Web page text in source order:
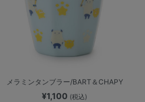
メラミンタンブラー/BART＆CHAPY
¥1,100 (税込)